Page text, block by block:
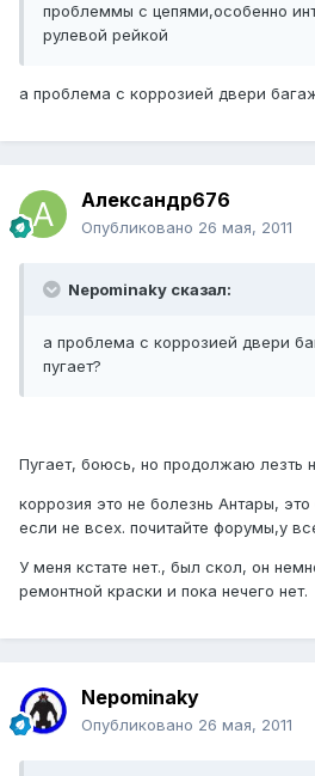
проблеммы с цепями,особенно
рулевой рейкой
а проблема с коррозией двери
Александр676
Опубликовано 26 мая, 2011
Nepominaky сказал:
а проблема с коррозией двери
пугает?
Пугает, боюсь, но продолжаю лезть
коррозия это не болезнь Антары,
если не всех. почитайте форумы,у
У меня кстате нет., был скол, он
ремонтной краски и пока нечего нет.
Nepominaky
Опубликовано 26 мая, 2011